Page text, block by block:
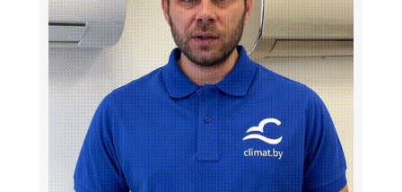
антибактериальный фильтр
многофункциональный фильтр
угольный фильтр
фильтр грубой очистки
фильтр с ионами серебра